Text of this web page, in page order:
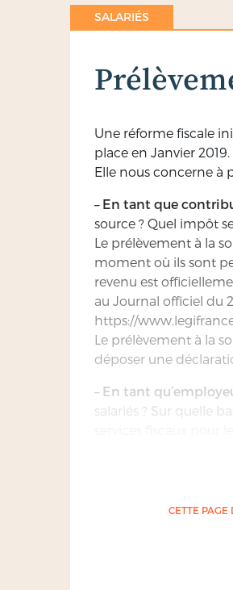
SALARIÉS
Une réforme fiscale
place en Janvier 2019.
Elle nous concerne à
– En tant que
source ? Quel impôt
Le prélèvement à la
moment où ils sont
revenu est
au Journal officiel du
https://
Le prélèvement à la
déposer une
– En tant
salariés ? Sur quelle
– D’appliquer le
d’appliquer le taux
– De reverser à
CETTE